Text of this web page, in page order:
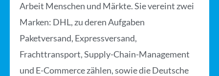
Arbeit Menschen und Märkte. Sie vereint zwei
Marken: DHL, zu deren Aufgaben
Paketversand, Expressversand,
Frachttransport, Supply-Chain-Management
und E-Commerce zählen, sowie die Deutsche